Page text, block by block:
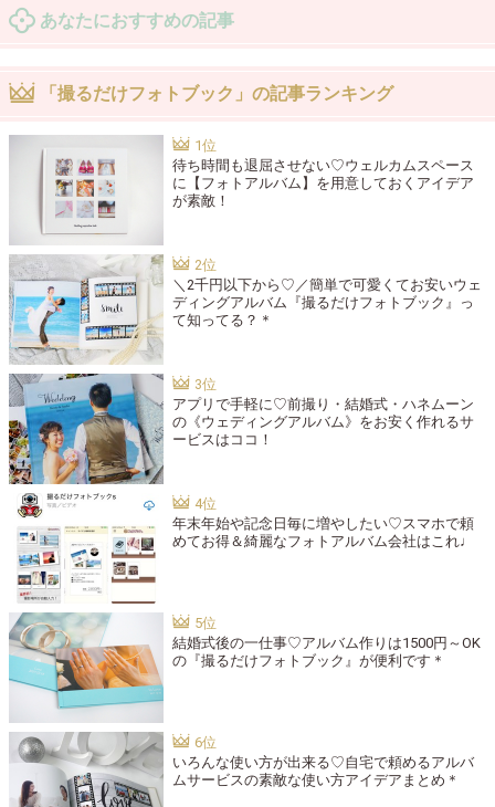
あなたにおすすめの記事
「撮るだけフォトブック」の記事ランキング
待ち時間も退屈させない♡ウェルカムスペース
に【フォトアルバム】を用意しておくアイデア
が素敵！
＼2千円以下から♡／簡単で可愛くてお安いウェ
ディングアルバム『撮るだけフォトブック』っ
て知ってる？＊
アプリで手軽に♡前撮り・結婚式・ハネムーン
の《ウェディングアルバム》をお安く作れるサ
ービスはココ！
年末年始や記念日毎に増やしたい♡スマホで頼
めてお得＆綺麗なフォトアルバム会社はこれ♩
結婚式後の一仕事♡アルバム作りは1500円～OK
の『撮るだけフォトブック』が便利です＊
いろんな使い方が出来る♡自宅で頼めるアルバ
ムサービスの素敵な使い方アイデアまとめ＊